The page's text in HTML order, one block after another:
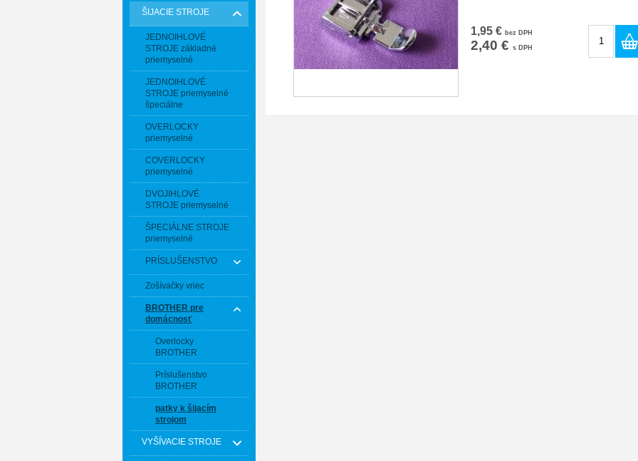
ŠIJACIE STROJE
JEDNOIHLOVÉ
STROJE základné
priemyselné
JEDNOIHLOVÉ
STROJE priemyselné
špeciálne
OVERLOCKY
priemyselné
COVERLOCKY
priemyselné
DVOJIHLOVÉ
STROJE priemyselné
ŠPECIÁLNE STROJE
priemyselné
PRÍSLUŠENSTVO
Zošívačky vriec
BROTHER pre
domácnosť
Overlocky
BROTHER
Príslušenstvo
BROTHER
patky k šijacím
strojom
VYŠÍVACIE STROJE
1,95 € bez DPH
2,40 € s DPH